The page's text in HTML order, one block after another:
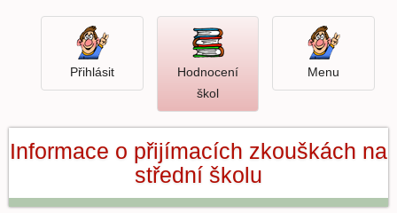
Menu
Hodnocení
školOtevři
hodnocení
PřihlásitPřihlásit
Informace o přijímacích zkouškách na
střední školu